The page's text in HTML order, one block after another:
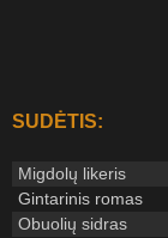
SUDĖTIS:
Migdolų likeris
Gintarinis romas
Obuolių sidras